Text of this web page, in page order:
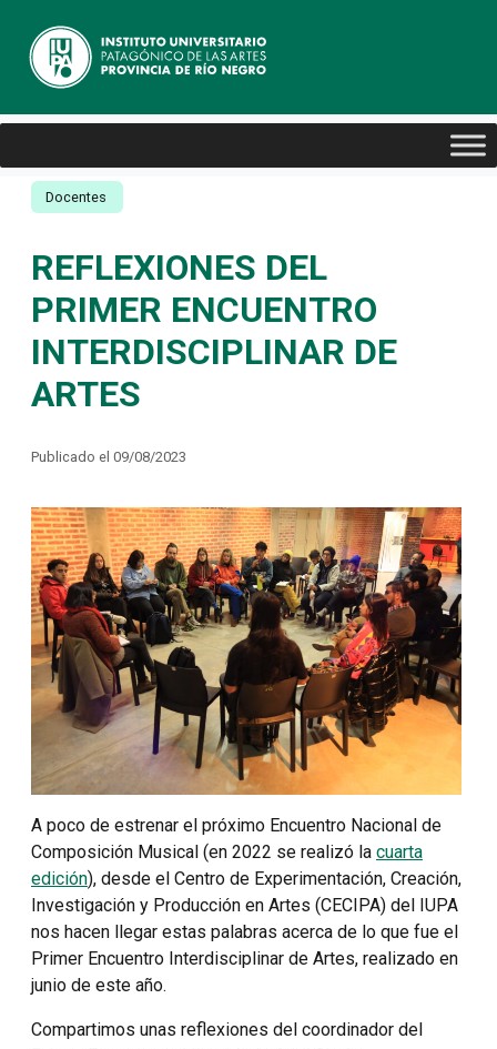
Docentes
REFLEXIONES DEL
PRIMER ENCUENTRO
INTERDISCIPLINAR DE
ARTES
Publicado el 09/08/2023
A poco de estrenar el próximo Encuentro Nacional de
Composición Musical (en 2022 se realizó la cuarta
edición), desde el Centro de Experimentación, Creación,
Investigación y Producción en Artes (CECIPA) del IUPA
nos hacen llegar estas palabras acerca de lo que fue el
Primer Encuentro Interdisciplinar de Artes, realizado en
junio de este año.
Compartimos unas reflexiones del coordinador del